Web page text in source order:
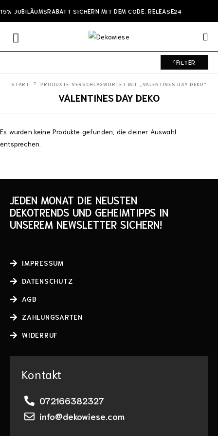
15% JUBILÄUMSRABATT SICHERN MIT DEM CODE: RELEASE24
FILTER
VALENTINES DAY DEKO
START PRODUKTE VERSCHLAGWORTET MIT „VALENTINES DAY DEKO“
Es wurden keine Produkte gefunden, die deiner Auswahl
entsprechen.
JEDEN MONAT DIE NEUSTEN
DEKOTRENDS UND GEHEIMTIPPS IN
UNSEREM NEWSLETTER SICHERN!
IMPRESSUM
DATENSCHUTZ
AGB
ZAHLUNGSARTEN
WIDERRUF
Kontakt
072166382327
info@dekowiese.com